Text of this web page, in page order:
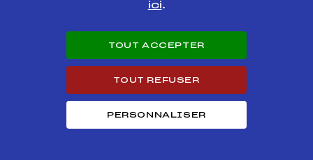
GEANT 2 MANCHES
DAMES
PASSY – GP RENAULT
MAURICE FIVEL
GRAND PRIX DU
ici.
TOUT ACCEPTER
TOUT REFUSER
PERSONNALISER